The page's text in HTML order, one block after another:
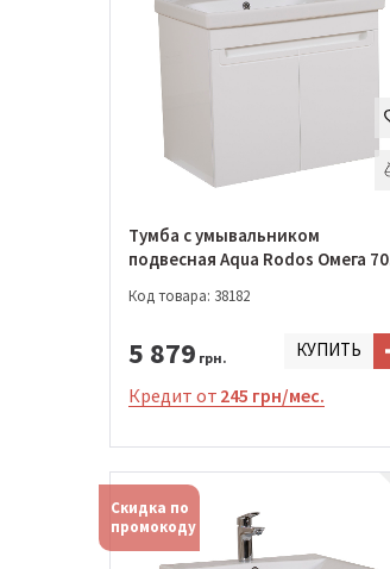
Тумба с умывальником
подвесная Aqua Rodos Омега 70
(ОР0002548)
Код товара: 38182
5 879 грн. КУПИТЬ
Кредит от 245 грн/мес.
Скидка по
промокоду